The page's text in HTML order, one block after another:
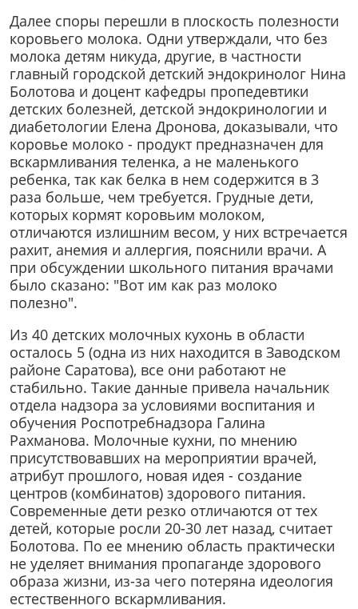
Далее споры перешли в плоскость полезности
коровьего молока. Одни утверждали, что без
молока детям никуда, другие, в частности
главный городской детский эндокринолог Нина
Болотова и доцент кафедры пропедевтики
детских болезней, детской эндокринологии и
диабетологии Елена Дронова, доказывали, что
коровье молоко - продукт предназначен для
вскармливания теленка, а не маленького
ребенка, так как белка в нем содержится в 3
раза больше, чем требуется. Грудные дети,
которых кормят коровьим молоком,
отличаются излишним весом, у них встречается
рахит, анемия и аллергия, пояснили врачи. А
при обсуждении школьного питания врачами
было сказано: "Вот им как раз молоко
полезно".
Из 40 детских молочных кухонь в области
осталось 5 (одна из них находится в Заводском
районе Саратова), все они работают не
стабильно. Такие данные привела начальник
отдела надзора за условиями воспитания и
обучения Роспотребнадзора Галина
Рахманова. Молочные кухни, по мнению
присутствовавших на мероприятии врачей,
атрибут прошлого, новая идея - создание
центров (комбинатов) здорового питания.
Современные дети резко отличаются от тех
детей, которые росли 20-30 лет назад, считает
Болотова. По ее мнению область практически
не уделяет внимания пропаганде здорового
образа жизни, из-за чего потеряна идеология
естественного вскармливания.